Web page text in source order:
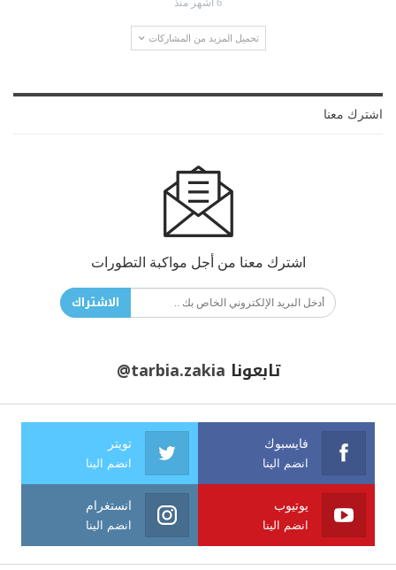
تحميل المزيد من المشاركات
اشترك معنا
اشترك معنا من أجل مواكبة التطورات
الاشتراك
تابعونا @tarbia.zakia
فايسبوك
انضم الينا
تويتر
انضم الينا
يوتيوب
انضم الينا
انستغرام
انضم الينا